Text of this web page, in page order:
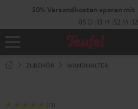
50% Versandkosten sparen mit
05 D :13 H :52 M :11
Startseite
ZUBEHÖR WANDHALTER
(71)